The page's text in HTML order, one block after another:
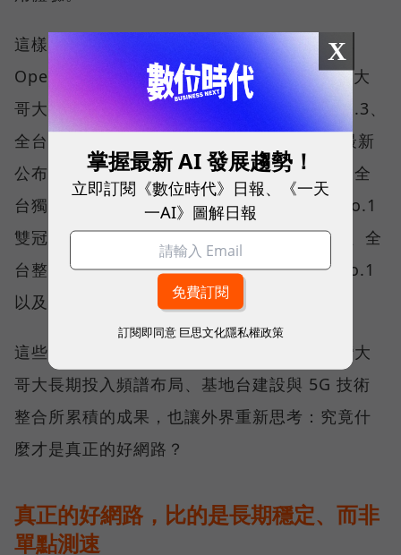
這樣的轉變，也反映在國際權威網路分析機構
Opensignal 公布的評比結果。今年初，台灣大
哥大不僅率先奪下「 4G／5G 在線率全球 No.3、
全台 No.1 」國際級榮譽，在 Opensignal 最新
公布的台灣行動網路體驗報告中，更一舉斬獲全
台獨有的「可靠性體驗」與「品質一致性」No.1
雙冠王，同時，包辦全台整體影音體驗 No.1、全
台整體語音體驗 No.1、全台 5G 語音體驗 No.1
以及全台網路在線率 No.1 多項榮譽。
這些獎項反映的不只是網路順暢，更代表台灣大
哥大長期投入頻譜布局、基地台建設與 5G 技術
整合所累積的成果，也讓外界重新思考：究竟什
麼才是真正的好網路？
真正的好網路，比的是長期穩定、而非
單點測速
X
掌握最新 AI 發展趨勢！
立即訂閱《數位時代》日報、《一天
一AI》圖解日報
訂閱即同意 巨思文化隱私權政策